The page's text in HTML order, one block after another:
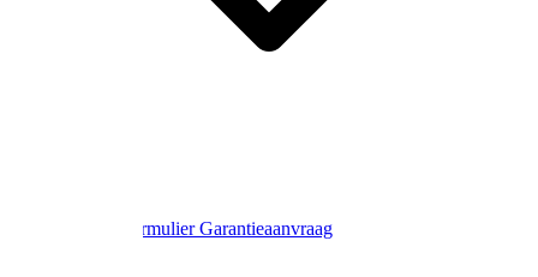
RetourformulierGarantieaanvraag